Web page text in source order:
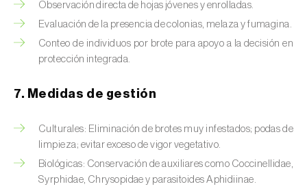
Chinche de los eucalyptus (Thaumastocoris
peregrinus)
Chinche del sur (Blissus insularis)
(
Metopoplax ditomoides)
Chinche harinosa de la vid (Planococcus
ficus
Observación directa de hojas jóvenes y enrolladas.
Evaluación de la presencia de colonias, melaza y fumagina.
Conteo de individuos por brote para apoyo a la decisión en
protección integrada.
7. Medidas de gestión
Culturales: Eliminación de brotes muy infestados; podas de
limpieza; evitar exceso de vigor vegetativo.
Biológicas: Conservación de auxiliares como Coccinellidae,
Syrphidae, Chrysopidae y parasitoides Aphidiinae.